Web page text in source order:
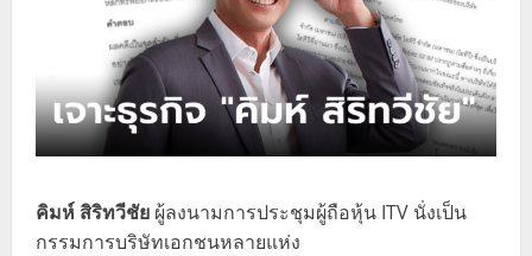
คิมห์ สิริทวีชัย ผู้ลงนามการประชุมผู้ถือหุ้น ITV นั่งเป็น
กรรมการบริษัทเอกชนหลายแห่ง